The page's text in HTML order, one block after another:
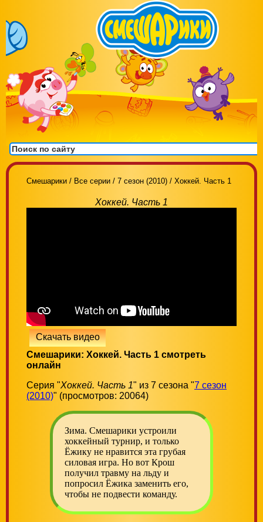
Смешарики / Все серии / 7 сезон (2010) / Хоккей. Часть 1
Хоккей. Часть 1
Скачать видео
Смешарики: Хоккей. Часть 1 смотреть
онлайн
Серия "Хоккей. Часть 1" из 7 сезона "7 сезон
(2010)" (просмотров: 20064)
Зима. Смешарики устроили
хоккейный турнир, и только
Ёжику не нравится эта грубая
силовая игра. Но вот Крош
получил травму на льду и
попросил Ёжика заменить его,
чтобы не подвести команду.